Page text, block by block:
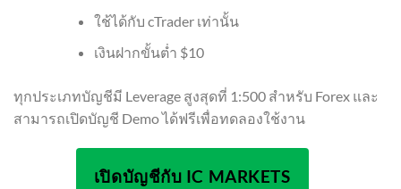
ใช้ได้กับ cTrader เท่านั้น
เงินฝากขั้นต่ำ $10
ทุกประเภทบัญชีมี Leverage สูงสุดที่ 1:500 สำหรับ Forex และ
สามารถเปิดบัญชี Demo ได้ฟรีเพื่อทดลองใช้งาน
เปิดบัญชีกับ IC MARKETS